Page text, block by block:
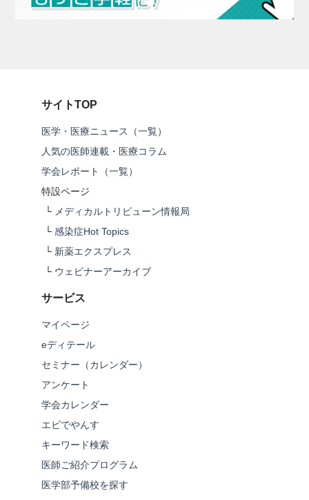
サイトTOP
医学・医療ニュース（一覧）
人気の医師連載・医療コラム
学会レポート（一覧）
特設ページ
└ メディカルトリビューン情報局
└ 感染症Hot Topics
└ 新薬エクスプレス
└ ウェビナーアーカイブ
サービス
マイページ
eディテール
セミナー（カレンダー）
アンケート
学会カレンダー
エビでやんす
キーワード検索
医師ご紹介プログラム
医学部予備校を探す